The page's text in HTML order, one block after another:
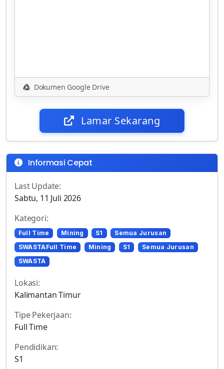
Dokumen Google Drive
Lamar Sekarang
Informasi Cepat
Last Update:
Sabtu, 11 Juli 2026
Kategori:
Full Time Mining S1
Semua Jurusan
SWASTAFull Time
Mining S1
Semua Jurusan
SWASTA
Lokasi:
Kalimantan Timur
Tipe Pekerjaan:
Full Time
Pendidikan:
S1